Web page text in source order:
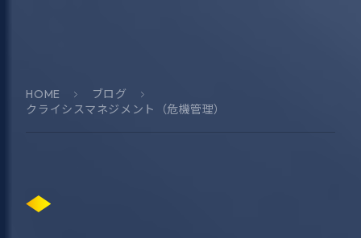
HOME
ブログ
クライシスマネジメント（危機管理）